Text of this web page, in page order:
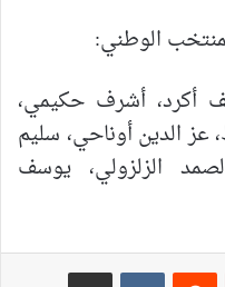
الوطني:
أكرد، أشرف حكيمي،
عز الدين أوناحي، سليم
الزلزولي، يوسف
بينتيريست
مشاركة عبر البريد